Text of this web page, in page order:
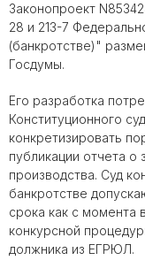
Законопроект
28 и 213-7
(банкротстве)"
Госдумы.
Его разработка
Конституционного
конкретизировать
публикации отчета о
производства. Суд
банкротстве
срока как с момента
конкурсной
должника из ЕГРЮЛ.